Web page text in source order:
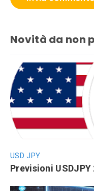
Novità da non
USD JPY
Previsioni USDJPY